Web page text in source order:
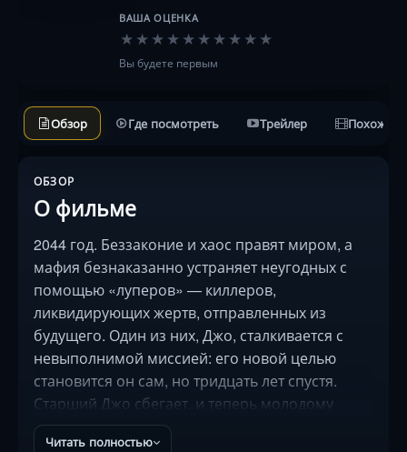
ВАША ОЦЕНКА
★ ★ ★ ★ ★ ★ ★ ★ ★ ★
Вы будете первым
Обзор Где посмотреть Трейлер Похожие
ОБЗОР
О фильме
2044 год. Беззаконие и хаос правят миром, а
мафия безнаказанно устраняет неугодных с
помощью «луперов» — киллеров,
ликвидирующих жертв, отправленных из
будущего. Один из них, Джо, сталкивается с
невыполнимой миссией: его новой целью
становится он сам, но тридцать лет спустя.
Старший Джо сбегает, и теперь молодому
придётся охотиться на собственное будущее,
Читать полностью